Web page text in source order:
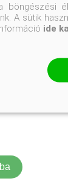
böngészési
A sütik
ide